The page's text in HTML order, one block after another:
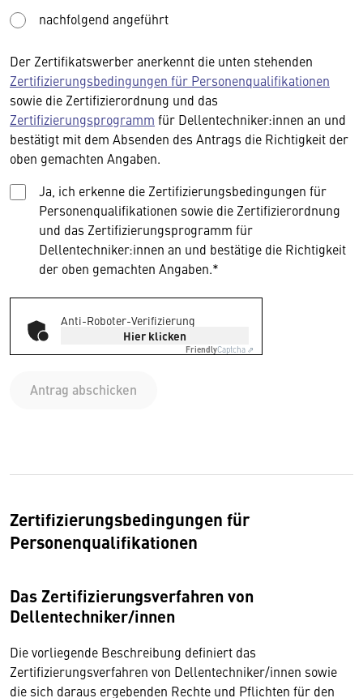
nachfolgend angeführt
Der Zertifikatswerber anerkennt die unten stehenden
Zertifizierungsbedingungen für Personenqualifikationen
sowie die Zertifizierordnung und das
Zertifizierungsprogramm für Dellentechniker:innen an und
bestätigt mit dem Absenden des Antrags die Richtigkeit der
oben gemachten Angaben.
Ja, ich erkenne die Zertifizierungsbedingungen für
Personenqualifikationen sowie die Zertifizierordnung
und das Zertifizierungsprogramm für
Dellentechniker:innen an und bestätige die Richtigkeit
der oben gemachten Angaben.*
Anti-Roboter-Verifizierung
Hier klicken
FriendlyCaptcha ⇗
Antrag abschicken
Zertifizierungsbedingungen für
Personenqualifikationen
Das Zertifizierungsverfahren von
Dellentechniker/innen
Die vorliegende Beschreibung definiert das
Zertifizierungsverfahren von Dellentechniker/innen sowie
die sich daraus ergebenden Rechte und Pflichten für den